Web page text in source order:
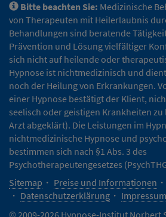
Bitte beachten Sie: Medizinische
von Therapeuten mit Heilerlaubnis
Behandlungen sind beratende
Prävention und Lösung vielfältiger
sich nicht auf heilende oder
Hypnose ist nichtmedizinisch und
noch der Heilung von Erkrankungen.
einer Hypnose bestätigt der Klient,
seelisch oder geistigen Krankheiten
Arzt abgeklärt). Die Leistungen im
nichtmedizinische Hypnose und
bestimmen sich nach §1 Abs. 3 des
Psychotherapeutengesetzes
Sitemap
Preise und Informationen
Datenschutzerklärung
Impressum